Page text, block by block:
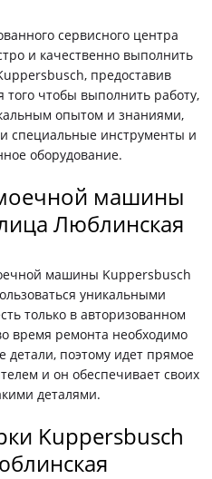
сервисного центра
и качественно выполнить
предоставив
чтобы выполнить работу,
опытом и знаниями,
специальные инструменты и
оборудование.
машины
Люблинская
машины Kuppersbusch
уникальными
только в авторизованном
время ремонта необходимо
детали, поэтому идет прямое
и он обеспечивает своих
деталями.
Kuppersbusch